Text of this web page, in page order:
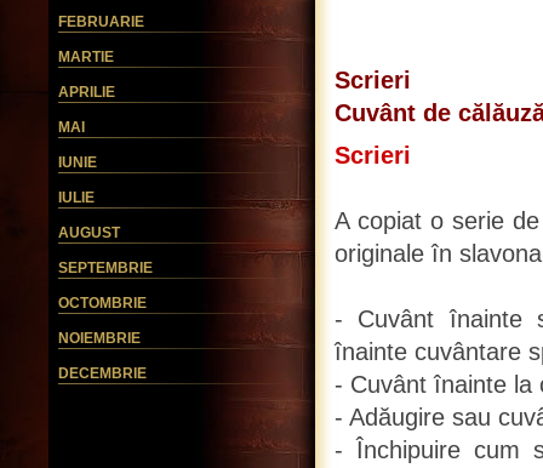
FEBRUARIE
MARTIE
APRILIE
MAI
IUNIE
IULIE
AUGUST
SEPTEMBRIE
OCTOMBRIE
NOIEMBRIE
DECEMBRIE
Scrieri
Cuvânt de
Scrieri
A copiat o serie
originale în
- Cuvânt înainte
înainte cuvântare
- Cuvânt înainte la
- Adăugire sau
- Închipuire cum